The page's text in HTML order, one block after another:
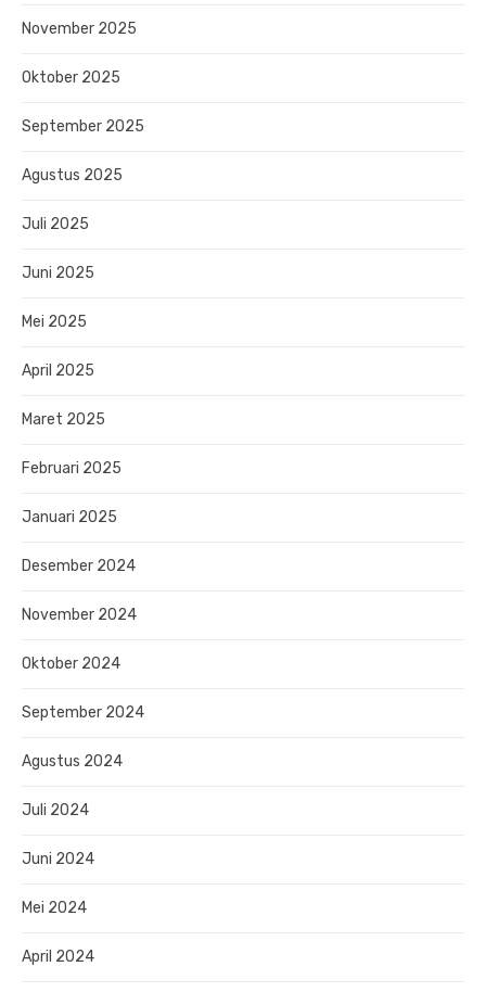
November 2025
Oktober 2025
September 2025
Agustus 2025
Juli 2025
Juni 2025
Mei 2025
April 2025
Maret 2025
Februari 2025
Januari 2025
Desember 2024
November 2024
Oktober 2024
September 2024
Agustus 2024
Juli 2024
Juni 2024
Mei 2024
April 2024